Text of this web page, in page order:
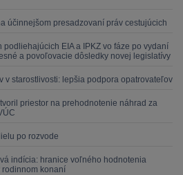
účinnejšom presadzovaní práv cestujúcich
EIA a IPKZ vo fáze po vydaní
a povoľovacie dôsledky novej legislatívy
v starostlivosti: lepšia podpora opatrovateľov
priestor na prehodnotenie náhrad za
po rozvode
indícia: hranice voľného hodnotenia
konaní